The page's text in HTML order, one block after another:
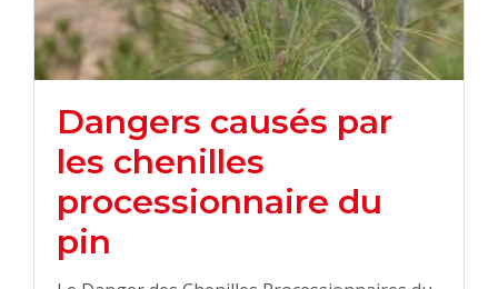
Dangers causés par
les chenilles
processionnaire du
pin